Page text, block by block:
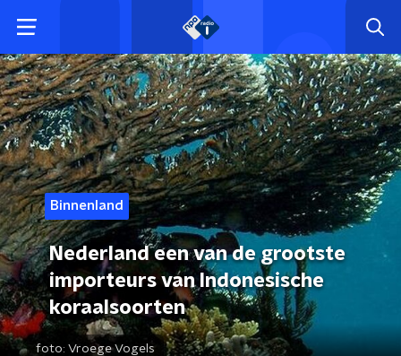
Binnenland
Nederland een van de grootste
importeurs van Indonesische
koraalsoorten
foto: Vroege Vogels